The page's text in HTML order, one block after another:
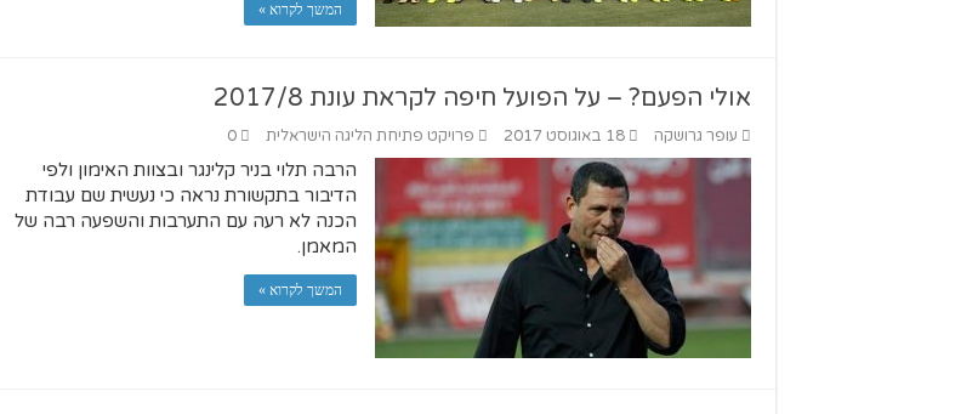
המשך לקרוא »
אולי הפעם? – על הפועל חיפה לקראת עונת 2017/8
עופר גרושקה 18 באוגוסט 2017 פרויקט פתיחת הליגה הישראלית 0
הרבה תלוי בניר קלינגר ובצוות האימון ולפי
הדיבור בתקשורת נראה כי נעשית שם עבודת
הכנה לא רעה עם התערבות והשפעה רבה של
המאמן.
המשך לקרוא »